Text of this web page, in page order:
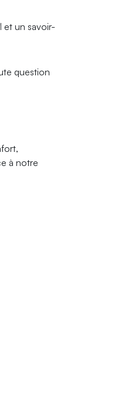
et un savoir-
question
à notre